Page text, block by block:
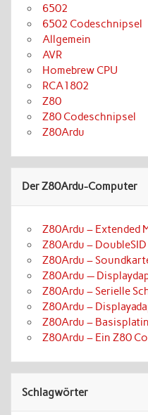
6502
6502 Codeschnipsel
Allgemein
AVR
Homebrew CPU
RCA1802
Z80
Z80 Codeschnipsel
Z80Ardu
Der Z80Ardu-Computer
Z80Ardu – Extended
Z80Ardu –
Z80Ardu –
Z80Ardu —
Z80Ardu – Serielle
Z80Ardu –
Z80Ardu –
Z80Ardu – Ein Z80
Schlagwörter